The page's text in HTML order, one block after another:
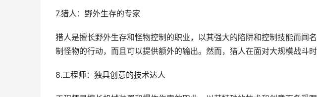
7.猎人：野外生存的专家
猎人是擅长野外生存和怪物控制的职业，以其强大的陷阱和控制技能而闻
制怪物的行动，而且可以提供额外的输出。然而，猎人在面对大规模战斗
8.工程师：独具创意的技术达人